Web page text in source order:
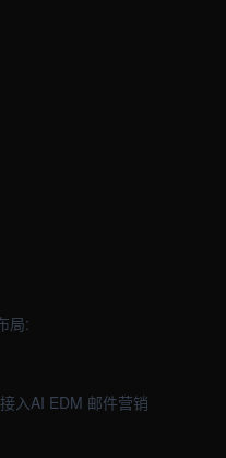
局:
入AI EDM 邮件营销